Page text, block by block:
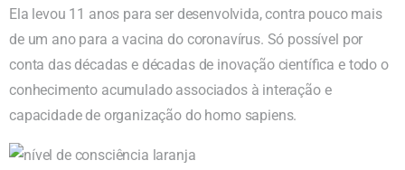
Ela levou 11 anos para ser desenvolvida, contra pouco mais
de um ano para a vacina do coronavírus. Só possível por
conta das décadas e décadas de inovação científica e todo o
conhecimento acumulado associados à interação e
capacidade de organização do homo sapiens.